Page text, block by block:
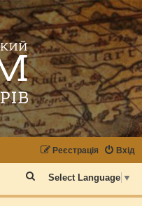
Вхід
Реєстрація
Select Language ▼
о